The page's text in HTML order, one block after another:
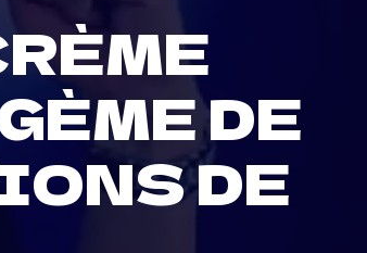
DE
DE